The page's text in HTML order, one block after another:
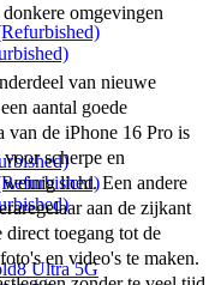
Ultra 5G
omgevingen
van nieuwe
aantal goede
van de iPhone 16 Pro is
scherpe en
weinig licht. Een andere
aan de zijkant
toegang tot de
en video's te maken.